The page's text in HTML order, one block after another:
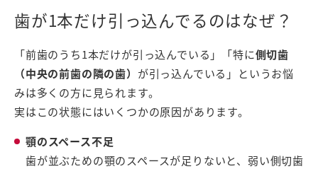
歯が1本だけ引っ込んでるのはなぜ？
「前歯のうち1本だけが引っ込んでいる」「特に側切歯
（中央の前歯の隣の歯） が引っ込んでいる」というお悩
みは多くの方に見られます。
実はこの状態にはいくつかの原因があります。
顎のスペース不足
歯が並ぶための顎のスペースが足りないと、弱い側切歯